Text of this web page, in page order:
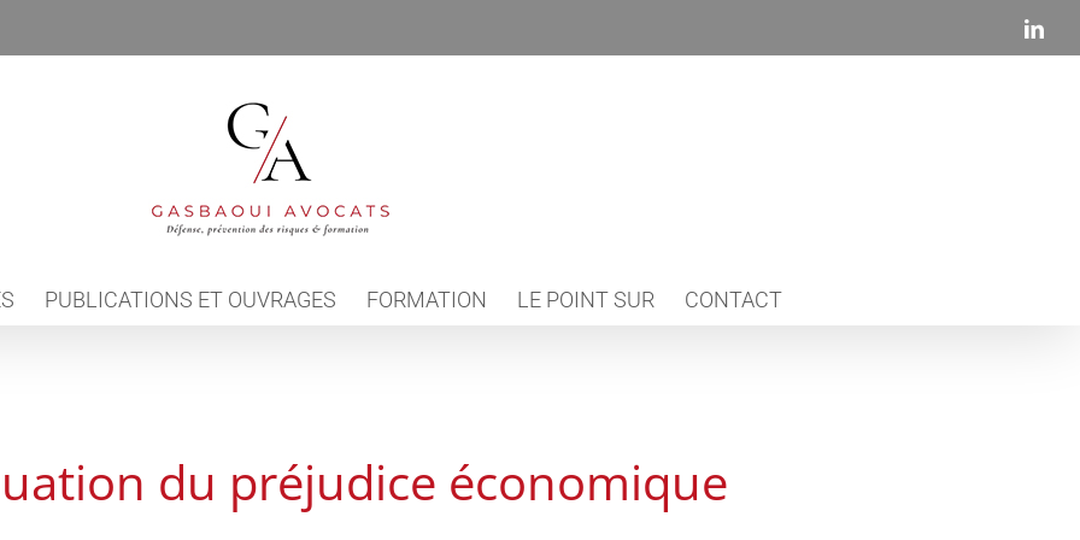
PUBLICATIONS ET OUVRAGES FORMATION LE POINT SUR CONTACT
du préjudice économique